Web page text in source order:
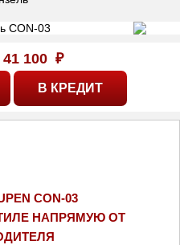
41 100 ₽
CON-03
НАПРЯМУЮ ОТ